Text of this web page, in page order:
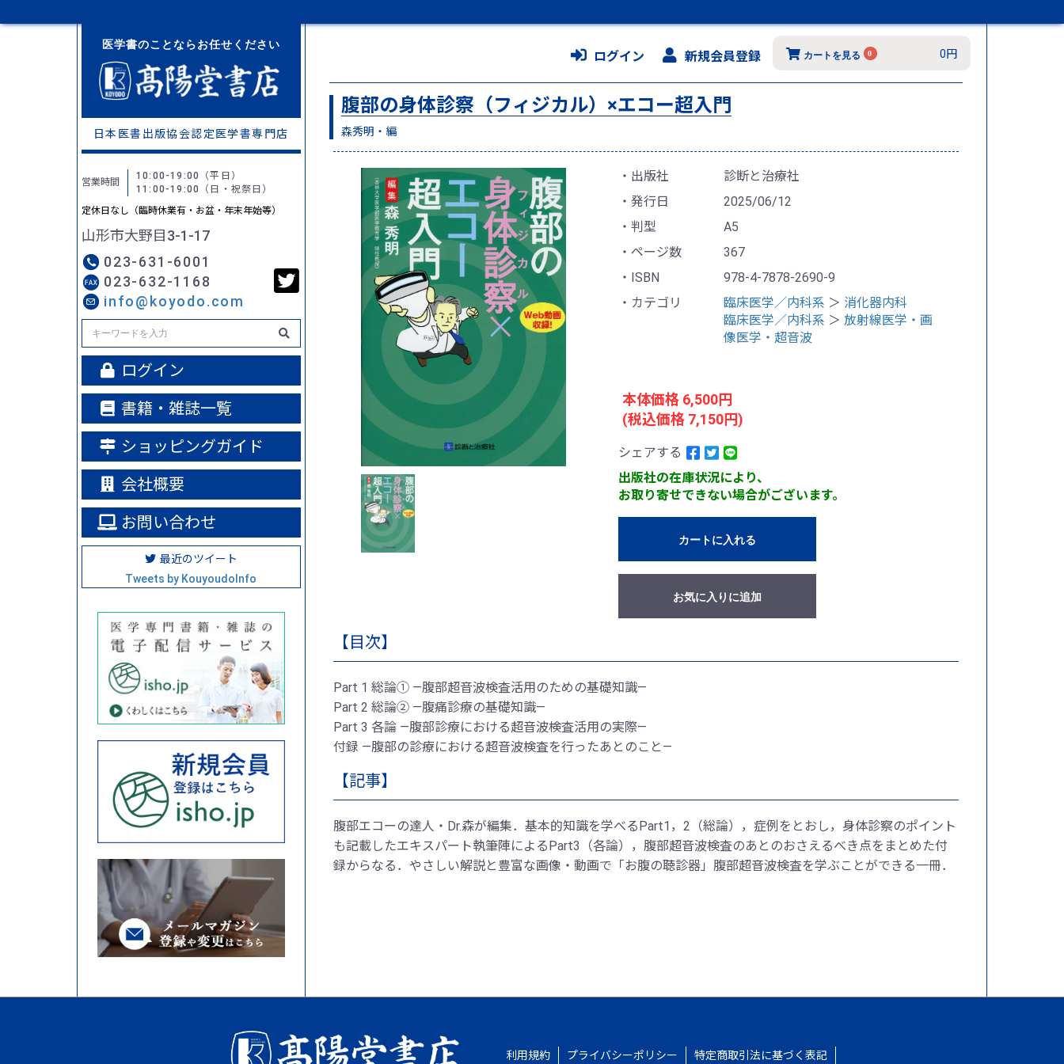
医学書のことならお任せください
日本医書出版協会認定医学書専門店
営業時間
10:00-19:00
（平日）
11:00-19:00
（日・祝祭日）
定休日なし（臨時休業有・お盆・年末年始等）
山形市大野目3-1-17
023-631-6001
023-632-1168
info@koyodo.com
ログイン
書籍・雑誌一覧
ショッピングガイド
会社概要
お問い合わせ
最近のツイート
Tweets by KouyoudoInfo
ログイン 新規会員登録 カートを見る 0 0円
腹部の身体診察（フィジカル）×エコー超入門
森秀明・編
出版社
診断と治療社
発行日
2025/06/12
判型
A5
ページ数
367
ISBN
978-4-7878-2690-9
カテゴリ
臨床医学／内科系 ＞ 消化器内科
臨床医学／内科系 ＞ 放射線医学・画
像医学・超音波
本体価格 6,500円
(税込価格 7,150円)
シェアする
出版社の在庫状況により、
お取り寄せできない場合がございます。
カートに入れる
お気に入りに追加
【目次】
Part 1 総論① ―腹部超音波検査活用のための基礎知識―
Part 2 総論② ―腹痛診療の基礎知識―
Part 3 各論 ―腹部診療における超音波検査活用の実際―
付録 ―腹部の診療における超音波検査を行ったあとのこと―
【記事】
腹部エコーの達人・Dr.森が編集．基本的知識を学べるPart1，2（総論），症例をとおし，身体診察のポイント
も記載したエキスパート執筆陣によるPart3（各論），腹部超音波検査のあとのおさえるべき点をまとめた付
録からなる．やさしい解説と豊富な画像・動画で「お腹の聴診器」腹部超音波検査を学ぶことができる一冊．
利用規約 プライバシーポリシー 特定商取引法に基づく表記